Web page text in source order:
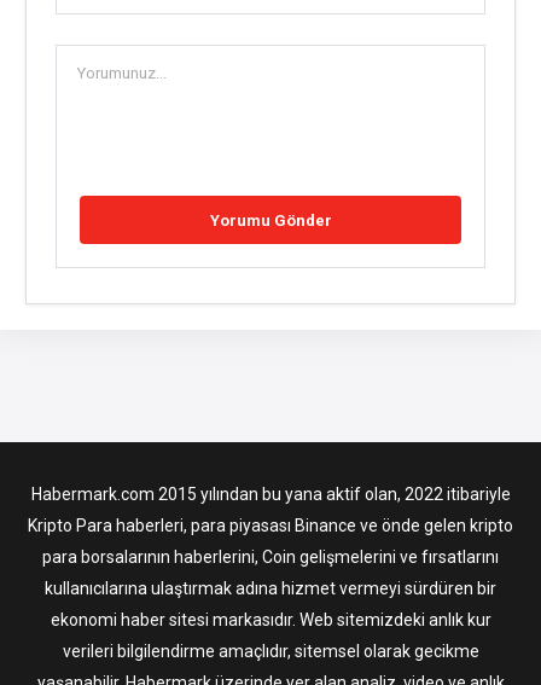
Habermark.com 2015 yılından bu yana aktif olan, 2022 itibariyle
Kripto Para haberleri, para piyasası Binance ve önde gelen kripto
para borsalarının haberlerini, Coin gelişmelerini ve fırsatlarını
kullanıcılarına ulaştırmak adına hizmet vermeyi sürdüren bir
ekonomi haber sitesi markasıdır. Web sitemizdeki anlık kur
verileri bilgilendirme amaçlıdır, sitemsel olarak gecikme